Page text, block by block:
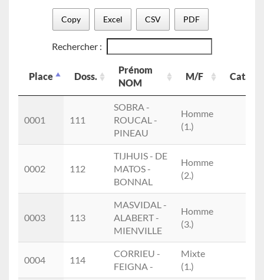
Copy Excel CSV PDF
Rechercher :
Place Doss.
Prénom
NOM
M/F Cat.
Prénom
NOM
0001
111
SOBRA -
ROUCAL -
PINEAU
Homme
(1.)
0002 112
TIJHUIS - DE
MATOS -
BONNAL
Homme
(2.)
0003 113
MASVIDAL -
ALABERT -
MIENVILLE
Homme
(3.)
0004 114
CORRIEU -
FEIGNA -
Mixte
(1.)